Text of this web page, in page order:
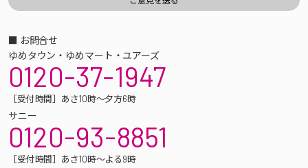
■ お問合せ
ゆめタウン・ゆめマート・ユアーズ
0120-37-1947
［受付時間］あさ10時～夕方6時
サニー
0120-93-8851
［受付時間］あさ10時～よる9時